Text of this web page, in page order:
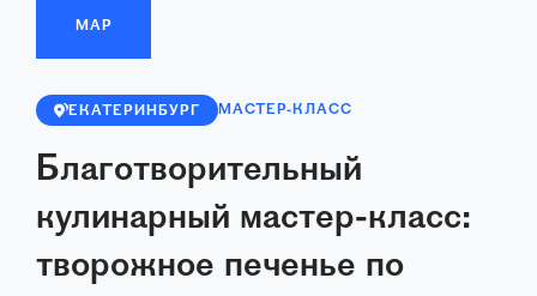
МАР
ЕКАТЕРИНБУРГ МАСТЕР-КЛАСС
Благотворительный
кулинарный мастер-класс:
творожное печенье по